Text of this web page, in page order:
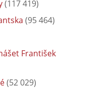
(117 419)
(95 464)
František
(52 029)